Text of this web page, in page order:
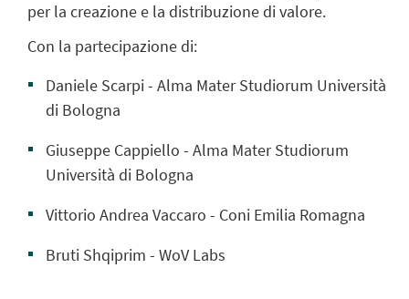
per la creazione e la distribuzione di valore.
Con la partecipazione di:
Daniele Scarpi - Alma Mater Studiorum Università
di Bologna
Giuseppe Cappiello - Alma Mater Studiorum
Università di Bologna
Vittorio Andrea Vaccaro - Coni Emilia Romagna
Bruti Shqiprim - WoV Labs